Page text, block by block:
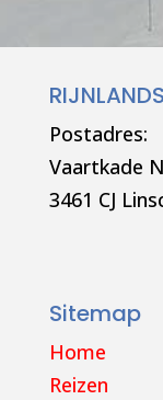
Postadres:
Vaartkade
3461 CJ
Sitemap
Home
Reizen